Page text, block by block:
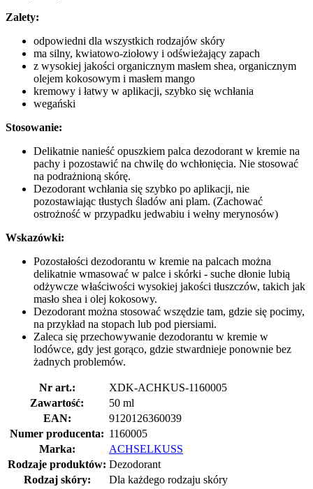
Zalety:
odpowiedni dla wszystkich rodzajów skóry
ma silny, kwiatowo-ziołowy i odświeżający zapach
z wysokiej jakości organicznym masłem shea, organicznym
olejem kokosowym i masłem mango
kremowy i łatwy w aplikacji, szybko się wchłania
wegański
Stosowanie:
Delikatnie nanieść opuszkiem palca dezodorant w kremie na
pachy i pozostawić na chwilę do wchłonięcia. Nie stosować
na podrażnioną skórę.
Dezodorant wchłania się szybko po aplikacji, nie
pozostawiając tłustych śladów ani plam. (Zachować
ostrożność w przypadku jedwabiu i wełny merynosów)
Wskazówki:
Pozostałości dezodorantu w kremie na palcach można
delikatnie wmasować w palce i skórki - suche dłonie lubią
odżywcze właściwości wysokiej jakości tłuszczów, takich jak
masło shea i olej kokosowy.
Dezodorant można stosować wszędzie tam, gdzie się pocimy,
na przykład na stopach lub pod piersiami.
Zaleca się przechowywanie dezodorantu w kremie w
lodówce, gdy jest gorąco, gdzie stwardnieje ponownie bez
żadnych problemów.
Nr art.:
XDK-ACHKUS-1160005
Zawartość:
50 ml
EAN:
9120126360039
Numer producenta: 1160005
Marka:
ACHSELKUSS
Rodzaje produktów: Dezodorant
Rodzaj skóry:
Dla każdego rodzaju skóry